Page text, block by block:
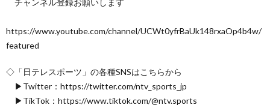
https://www.youtube.com/channel/UCWt0yfrBaUk148rxaOp4b4w/
featured
◇「日テレスポーツ」の各種SNSはこちらから
▶Twitter：https://twitter.com/ntv_sports_jp
▶TikTok：https://www.tiktok.com/@ntv.sports